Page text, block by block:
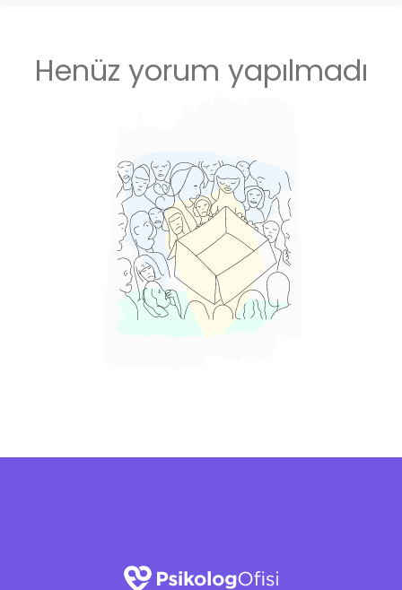
Henüz yorum yapılmadı